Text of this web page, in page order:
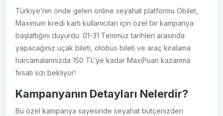
Türkiye’nin önde gelen online seyahat platformu Obilet,
Maximum kredi kartı kullanıcıları için özel bir kampanya
başlattığını duyurdu. 01-31 Temmuz tarihleri arasında
yapacağınız uçak bileti, otobüs bileti ve araç kiralama
harcamalarınızda 150 TL’ye kadar MaxiPuan kazanma
fırsatı sizi bekliyor!
Kampanyanın Detayları Nelerdir?
Bu özel kampanya sayesinde seyahat bütçenizden